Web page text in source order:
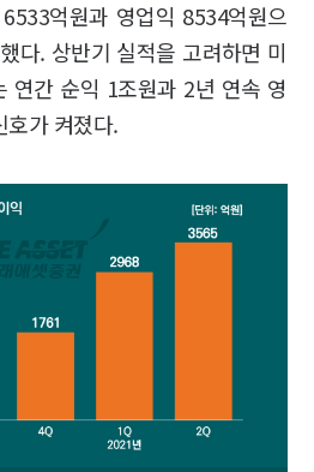
억원과 영업익 8534억원으
다. 상반기 실적을 고려하면 미
연간 순익 1조원과 2년 연속 영
호가 켜졌다.